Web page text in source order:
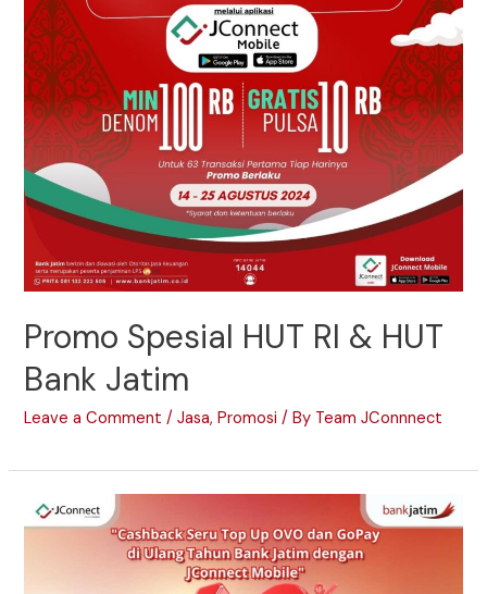
Promo Spesial HUT RI & HUT
Bank Jatim
Leave a Comment /Jasa,Promosi / By Team JConnnect